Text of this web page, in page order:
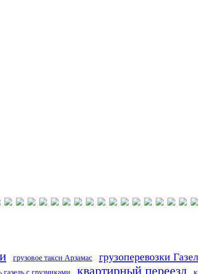
грузовое такси Арзамас грузоперевозки
газель с грузчиками квартирный переезд